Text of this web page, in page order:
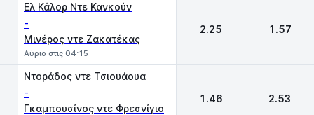
Ελ Κάλορ Ντε Κανκούν
-
Μινέρος ντε Ζακατέκας
Αύριο στις 04:15
2.25 1.57
Ντοράδος ντε Τσιουάουα
-
Γκαμπουσίνος ντε Φρεσνίγιο
1.46 2.53